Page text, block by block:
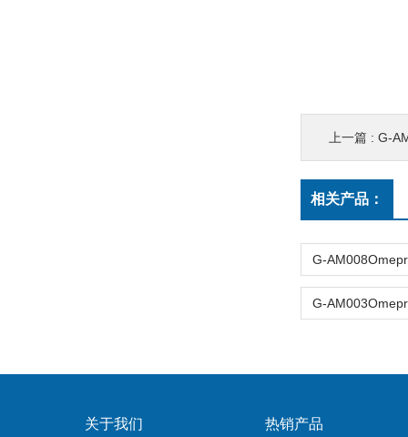
上一篇 : G-
相关产品：
关于我们 热销产品